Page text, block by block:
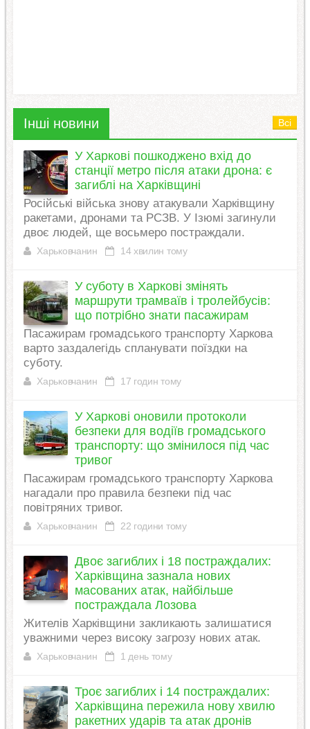
Інші новини Всі
У Харкові пошкоджено вхід до
станції метро після атаки дрона: є
загиблі на Харківщині
Російські війська знову атакували Харківщину
ракетами, дронами та РСЗВ. У Ізюмі загинули
двоє людей, ще восьмеро постраждали.
Харьковчанин 14 хвилин тому
У суботу в Харкові змінять
маршрути трамваїв і тролейбусів:
що потрібно знати пасажирам
Пасажирам громадського транспорту Харкова
варто заздалегідь спланувати поїздки на
суботу.
Харьковчанин 17 годин тому
У Харкові оновили протоколи
безпеки для водіїв громадського
транспорту: що змінилося під час
тривог
Пасажирам громадського транспорту Харкова
нагадали про правила безпеки під час
повітряних тривог.
Харьковчанин 22 години тому
Двоє загиблих і 18 постраждалих:
Харківщина зазнала нових
масованих атак, найбільше
постраждала Лозова
Жителів Харківщини закликають залишатися
уважними через високу загрозу нових атак.
Харьковчанин 1 день тому
Троє загиблих і 14 постраждалих:
Харківщина пережила нову хвилю
ракетних ударів та атак дронів